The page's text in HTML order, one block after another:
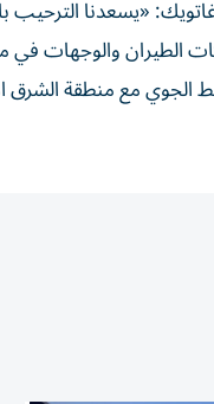
«يسعدنا الترحيب
والوجهات في
الجوي مع منطقة